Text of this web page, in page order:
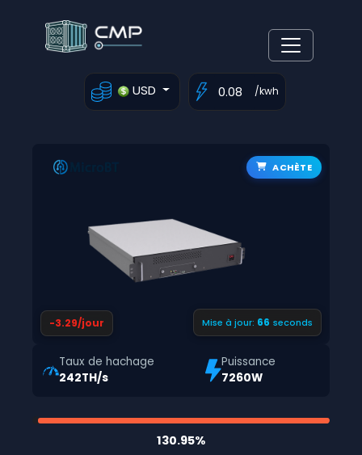
USD /kwh
ACHÈTE
-3.29/jour Mise à jour: 65 seconds
Taux de hachage
242TH/s
Puissance
7260W
130.95%